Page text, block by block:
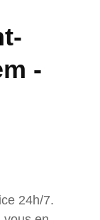
-
24h/7.